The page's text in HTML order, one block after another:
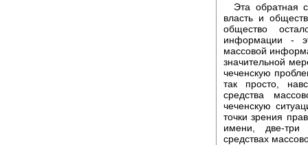
Эта обратная
власть и
общество
информации -
массовой
значительной
чеченскую
так просто,
средства
чеченскую
точки зрения
имени, две-три
средствах